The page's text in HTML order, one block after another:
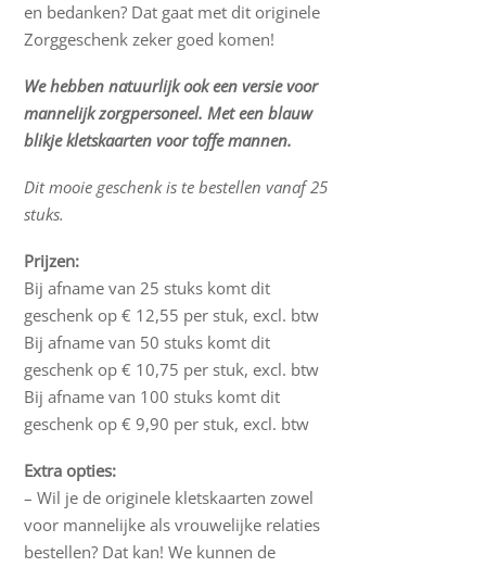
en bedanken? Dat gaat met dit originele
Zorggeschenk zeker goed komen!
We hebben natuurlijk ook een versie voor
mannelijk zorgpersoneel. Met een blauw
blikje kletskaarten voor toffe mannen.
Dit mooie geschenk is te bestellen vanaf 25
stuks.
Prijzen:
Bij afname van 25 stuks komt dit
geschenk op € 12,55 per stuk, excl. btw
Bij afname van 50 stuks komt dit
geschenk op € 10,75 per stuk, excl. btw
Bij afname van 100 stuks komt dit
geschenk op € 9,90 per stuk, excl. btw
Extra opties:
– Wil je de originele kletskaarten zowel
voor mannelijke als vrouwelijke relaties
bestellen? Dat kan! We kunnen de